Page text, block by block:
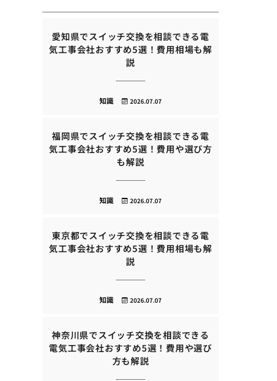
愛知県でスイッチ交換を相談できる電
気工事会社おすすめ5選！費用相場も解
説
2026.07.07
知識
福岡県でスイッチ交換を相談できる電
気工事会社おすすめ5選！費用や選び方
も解説
2026.07.07
知識
東京都でスイッチ交換を相談できる電
気工事会社おすすめ5選！費用相場も解
説
2026.07.07
知識
神奈川県でスイッチ交換を相談できる
電気工事会社おすすめ5選！費用や選び
方も解説